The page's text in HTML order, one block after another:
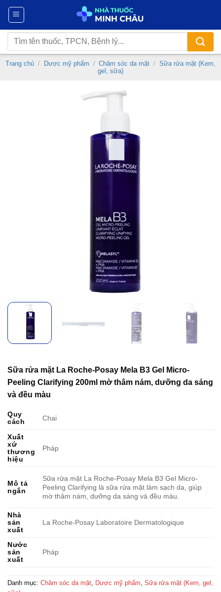
Chuyển
nội
dung
Tìm
kiếm:
Trang chủ / Dược mỹ phẩm / Chăm sóc da mặt / Sữa rửa mặt (Kem,
gel, sữa)
Sữa rửa mặt La Roche-Posay Mela B3 Gel Micro-
Peeling Clarifying 200ml mờ thâm nám, dưỡng da sáng
và đều màu
Quy
cách
Chai
Xuất
xứ
thương
hiệu
Pháp
Mô tả
ngắn
Sữa rửa mặt La Roche-Posay Mela B3 Gel Micro-
Peeling Clarifying là sữa rửa mặt làm sạch da, giúp
mờ thâm nám, dưỡng da sáng và đều màu.
Nhà
sản
xuất
La Roche-Posay Laboratoire Dermatologique
Nước
sản
xuất
Pháp
Danh mục: Chăm sóc da mặt Dược mỹ phẩm Sữa rửa mặt (Kem, gel,